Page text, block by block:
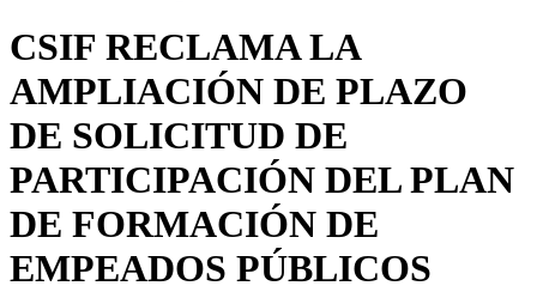
CSIF RECLAMA LA
AMPLIACIÓN DE PLAZO
DE SOLICITUD DE
PARTICIPACIÓN DEL PLAN
DE FORMACIÓN DE
EMPEADOS PÚBLICOS